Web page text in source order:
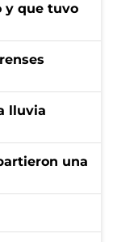
y que tuvo
lluvia
una